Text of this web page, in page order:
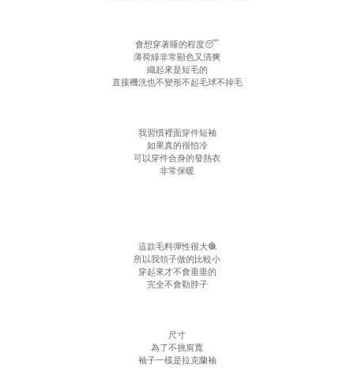
會想穿著睡的程度😴
薄荷綠非常顯色又清爽
織起來是短毛的
直接機洗也不變形不起毛球不掉毛
我習慣裡面穿件短袖
如果真的很怕冷
可以穿件合身的發熱衣
非常保暖
這款毛料彈性很大🧶
所以我領子做的比較小
穿起來才不會垂垂的
完全不會勒脖子
尺寸
為了不挑肩寬
袖子一樣是拉克蘭袖